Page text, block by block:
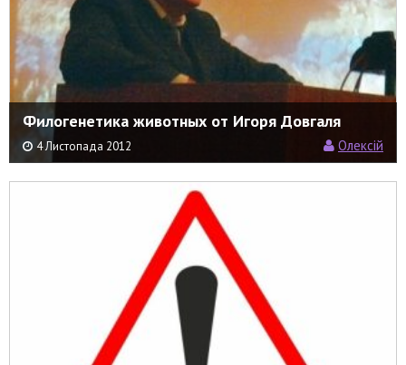
Филогенетика животных от Игоря Довгаля
4 Листопада 2012 Олексій